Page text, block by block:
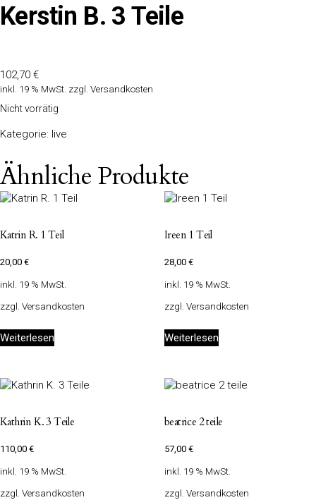
Kerstin B. 3 Teile
102,70 €
inkl. 19 % MwSt. zzgl. Versandkosten
Nicht vorrätig
Kategorie: live
Ähnliche Produkte
Katrin R. 1 Teil
20,00 €
inkl. 19 % MwSt.
zzgl. Versandkosten
Weiterlesen
Ireen 1 Teil
28,00 €
inkl. 19 % MwSt.
zzgl. Versandkosten
Weiterlesen
Kathrin K. 3 Teile
110,00 €
inkl. 19 % MwSt.
zzgl. Versandkosten
beatrice 2 teile
57,00 €
inkl. 19 % MwSt.
zzgl. Versandkosten